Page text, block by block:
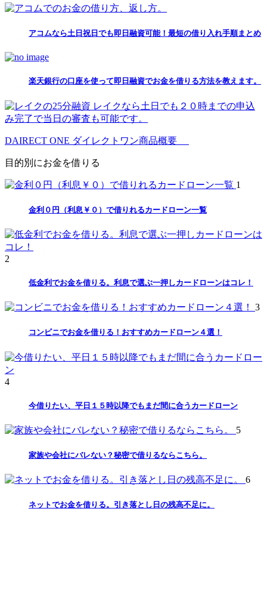
アコムなら土日祝日でも即日融資可能！最短の借り入れ手順まとめ
楽天銀行の口座を使って即日融資でお金を借りる方法を教えます。
レイクなら土日でも２０時までの申込
み完了で当日の審査も可能です。
DAIRECT ONE ダイレクトワン商品概要
目的別にお金を借りる
1
金利０円（利息￥０）で借りれるカードローン一覧
2
低金利でお金を借りる。利息で選ぶ一押しカードローンはコレ！
3
コンビニでお金を借りる！おすすめカードローン４選！
4
今借りたい、平日１５時以降でもまだ間に合うカードローン
5
家族や会社にバレない？秘密で借りるならこちら。
6
ネットでお金を借りる。引き落とし日の残高不足に。